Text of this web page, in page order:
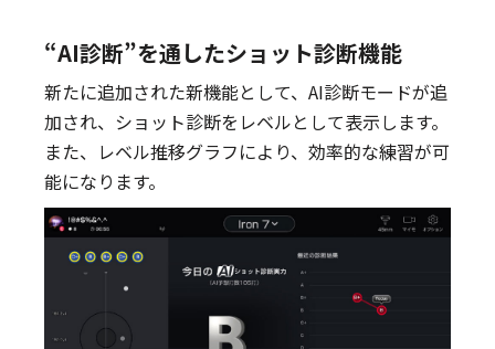
“AI診断”を通したショット診断機能
新たに追加された新機能として、AI診断モードが追
加され、ショット診断をレベルとして表示します。
また、レベル推移グラフにより、効率的な練習が可
能になります。